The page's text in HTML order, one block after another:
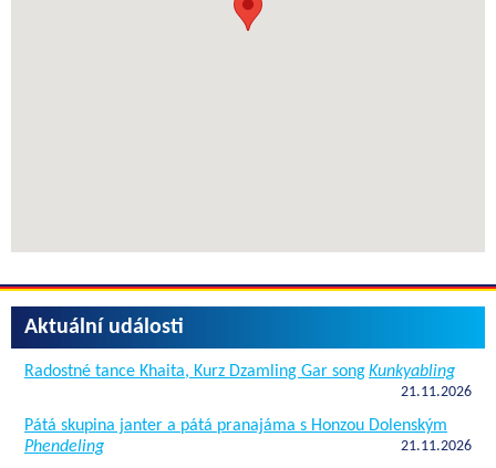
Aktuální události
Radostné tance Khaita, Kurz Dzamling Gar songKunkyabling
21.11.2026
Pátá skupina janter a pátá pranajáma s Honzou Dolenským
Phendeling
21.11.2026